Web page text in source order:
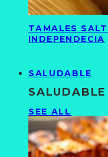
TAMALES
INDEPENDECIA
SALUDABLE
SALUDABLE
SEE ALL